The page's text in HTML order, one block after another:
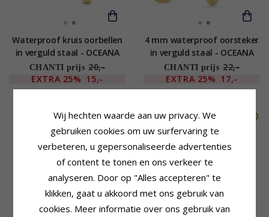
Waterproof kruis oorbellen
in verguld staal - OCEANA
CHANTI prijs 20,-
EXTRA 25% 15,-
4 mm waterproof oorsteker
in verguld staal - OCEANA
CHANTI prijs 22,-
EXTRA 25% 17,-
WATERPROOF SALE WATERPROOF
Wij hechten waarde aan uw privacy. We
gebruiken cookies om uw surfervaring te
verbeteren, u gepersonaliseerde advertenties
of content te tonen en ons verkeer te
analyseren. Door op "Alles accepteren" te
klikken, gaat u akkoord met ons gebruik van
cookies. Meer informatie over ons gebruik van